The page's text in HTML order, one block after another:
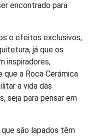
encontrado para
e efeitos exclusivos,
já que os
inspiradores,
que a Roca Cerámica
a vida das
seja para pensar em
são lapados têm